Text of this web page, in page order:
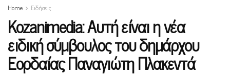
Home Ειδήσεις
Κοzanimedia: Αυτή είναι η νέα
ειδική σύμβουλος του δημάρχου
Εορδαίας Παναγιώτη Πλακεντά